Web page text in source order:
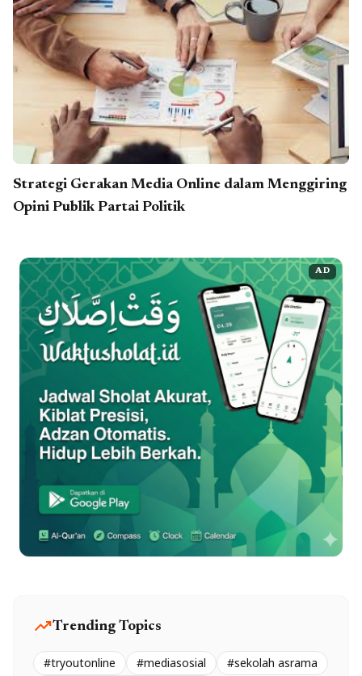
Strategi Gerakan Media Online dalam Menggiring
Opini Publik Partai Politik
AD
trending_upTrending Topics
#tryoutonline #mediasosial
#sekolah asrama